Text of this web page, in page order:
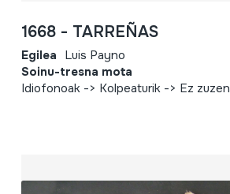
1668 - TARREÑAS
Egilea Luis Payno
Soinu-tresna mota
Idiofonoak -> Kolpeaturik -> Ez zuzen